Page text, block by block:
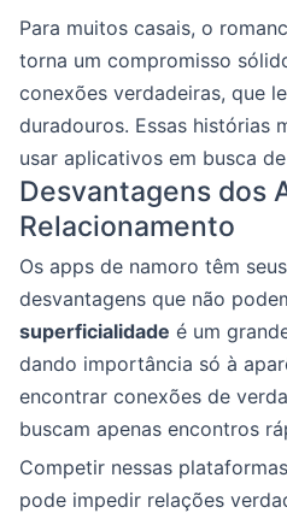
Para muitos casais, o
torna um compromisso
conexões verdadeiras, que
duradouros. Essas histórias
usar aplicativos em busca
Desvantagens dos
Relacionamento
Os apps de namoro têm
desvantagens que não
superficialidade é um
dando importância só à
encontrar conexões de
buscam apenas encontros
Competir nessas
pode impedir relações